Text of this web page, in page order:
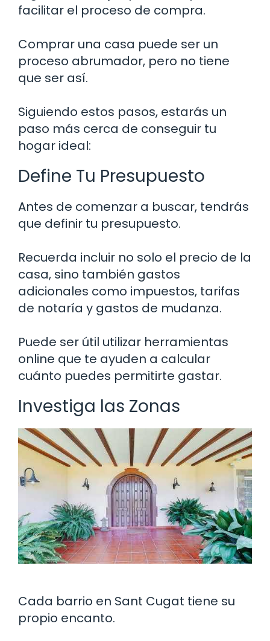
facilitar el proceso de compra.
Comprar una casa puede ser un
proceso abrumador, pero no tiene
que ser así.
Siguiendo estos pasos, estarás un
paso más cerca de conseguir tu
hogar ideal:
Define Tu Presupuesto
Antes de comenzar a buscar, tendrás
que definir tu presupuesto.
Recuerda incluir no solo el precio de la
casa, sino también gastos
adicionales como impuestos, tarifas
de notaría y gastos de mudanza.
Puede ser útil utilizar herramientas
online que te ayuden a calcular
cuánto puedes permitirte gastar.
Investiga las Zonas
Cada barrio en Sant Cugat tiene su
propio encanto.